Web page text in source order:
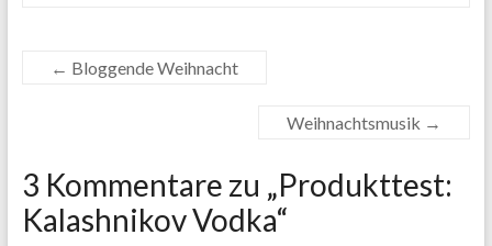
← Bloggende Weihnacht
Weihnachtsmusik →
3 Kommentare zu „Produkttest:
Kalashnikov Vodka“